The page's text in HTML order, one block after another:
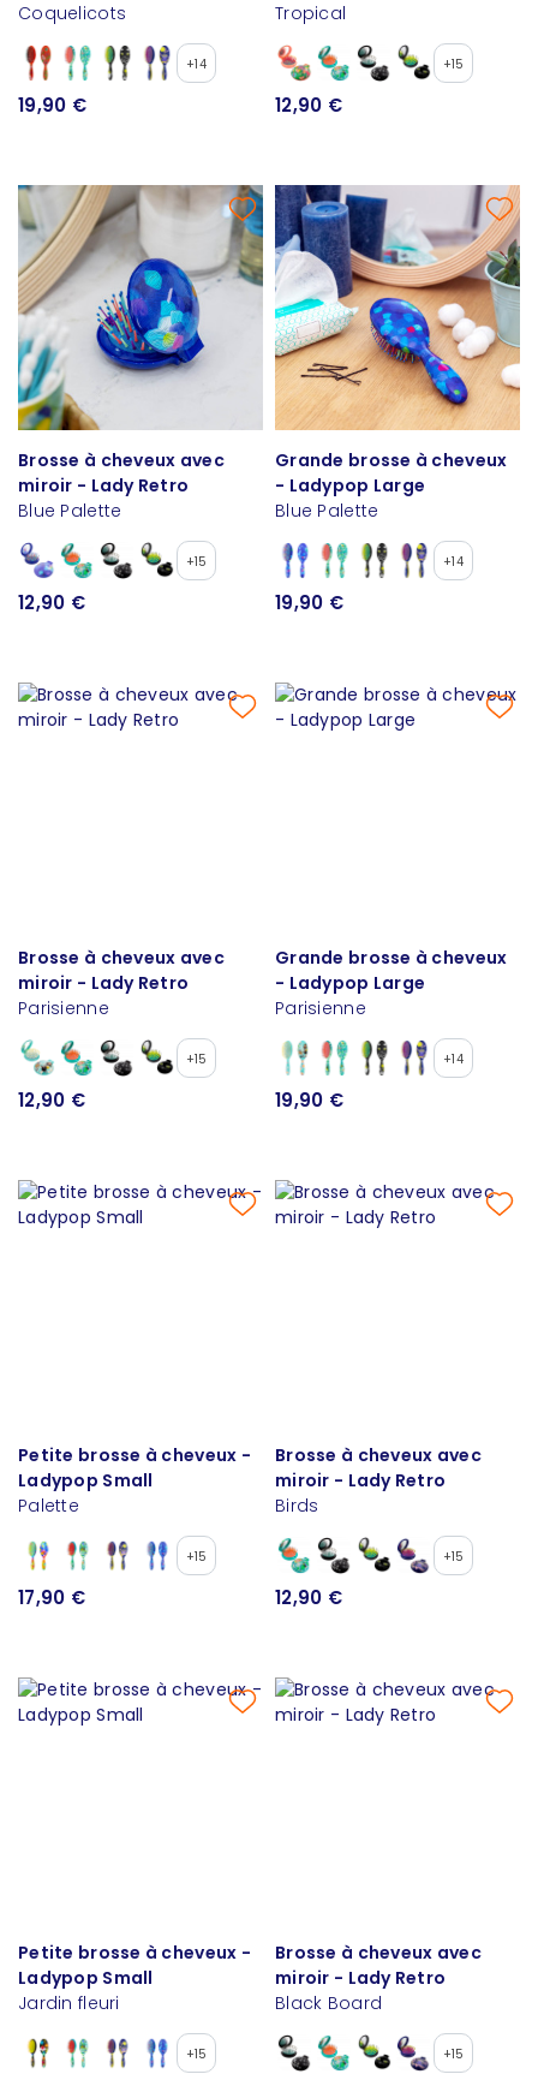
Coquelicots
+14
19,90 €
Tropical
+15
12,90 €
Brosse à cheveux avec
miroir - Lady Retro
Blue Palette
+15
12,90 €
Grande brosse à cheveux
- Ladypop Large
Blue Palette
+14
19,90 €
Brosse à cheveux avec
miroir - Lady Retro
Parisienne
+15
12,90 €
Grande brosse à cheveux
- Ladypop Large
Parisienne
+14
19,90 €
Petite brosse à cheveux -
Ladypop Small
Palette
+15
17,90 €
Brosse à cheveux avec
miroir - Lady Retro
Birds
+15
12,90 €
Petite brosse à cheveux -
Ladypop Small
Jardin fleuri
+15
Brosse à cheveux avec
miroir - Lady Retro
Black Board
+15